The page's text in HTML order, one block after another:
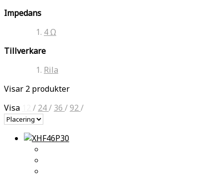
Impedans
4 Ω
Tillverkare
Rila
Visar 2 produkter
Visa
/ 24/ 36 /92/